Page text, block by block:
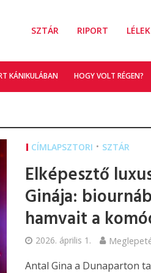
SZTÁR RIPORT LÉLEK
KÁNIKULÁBAN HOGY VOLT RÉGEN?
CÍMLAPSZTORI • SZTÁR
Elképesztő
Ginája:
hamvait a
2026. április 1.
Antal Gina a Dunaparton